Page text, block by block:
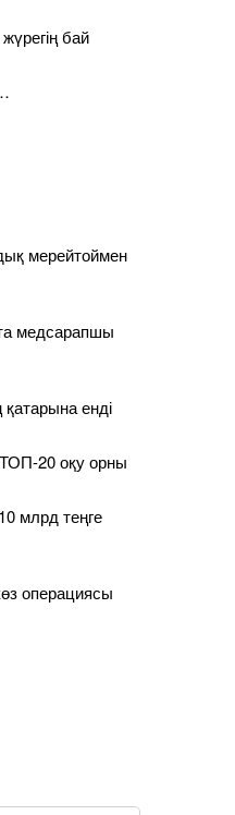
бай
мерейтоймен
медсарапшы
қатарына енді
ТОП-20 оқу орны
млрд теңге
операциясы